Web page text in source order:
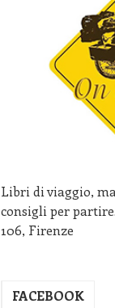
Libri di viaggio,
consigli per
106, Firenze
FACEBOOK